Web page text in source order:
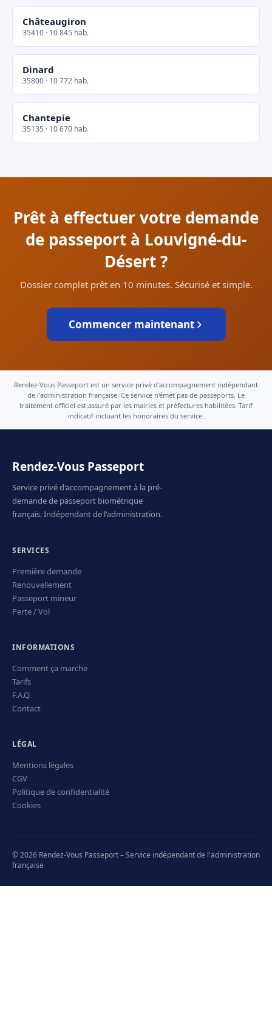
Châteaugiron
35410 · 10 845 hab.
Dinard
35800 · 10 772 hab.
Chantepie
35135 · 10 670 hab.
Prêt à effectuer votre demande
de passeport à Louvigné-du-
Désert ?
Dossier complet prêt en 10 minutes. Sécurisé et simple.
Commencer maintenant
Rendez-Vous Passeport est un service privé d'accompagnement indépendant
de l'administration française. Ce service n'émet pas de passeports. Le
traitement officiel est assuré par les mairies et préfectures habilitées. Tarif
indicatif incluant les honoraires du service.
Rendez-Vous Passeport
Service privé d'accompagnement à la pré-
demande de passeport biométrique
français. Indépendant de l'administration.
SERVICES
Première demande
Renouvellement
Passeport mineur
Perte / Vol
INFORMATIONS
Comment ça marche
Tarifs
F.A.Q.
Contact
LÉGAL
Mentions légales
CGV
Politique de confidentialité
Cookies
© 2026 Rendez-Vous Passeport – Service indépendant de l'administration
française